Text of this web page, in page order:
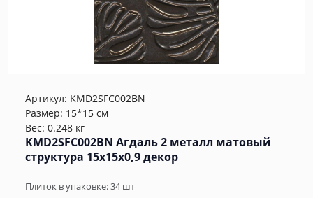
Артикул: KMD2SFC002BN
Размер: 15*15 см
Вес: 0.248 кг
KMD2SFC002BN Агдаль 2 металл матовый
структура 15x15x0,9 декор
Плиток в упаковке:34шт